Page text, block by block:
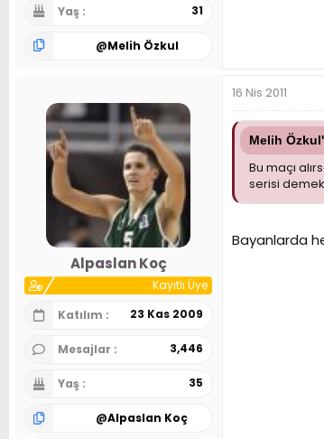
Yaş 31
@Melih Özkul
Alpaslan Koç
Kayıtlı Üye
Katılım
23 Kas 2009
Mesajlar 3,446
Yaş 35
@Alpaslan Koç
16 Nis 2011
Melih Özkul'
Bu maçı
serisi
Bayanlarda